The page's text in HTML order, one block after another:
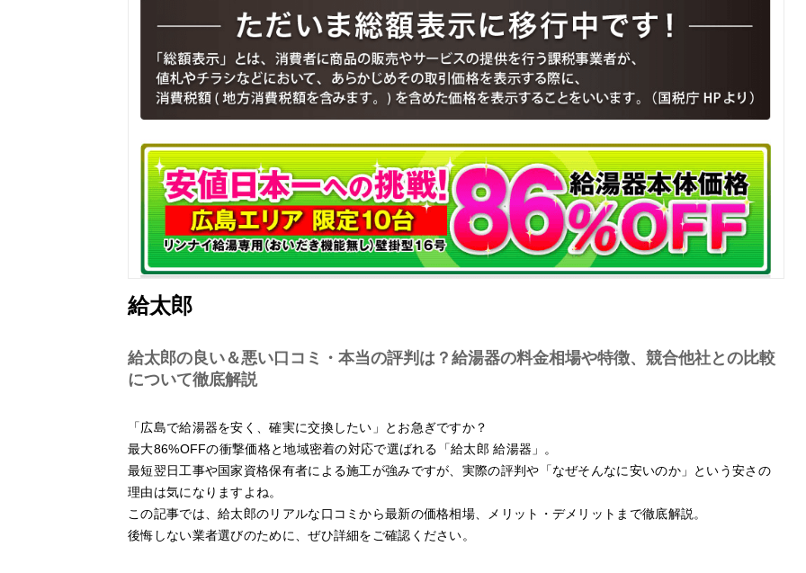
給太郎
給太郎の良い＆悪い口コミ・本当の評判は？給湯器の料金相場や特徴、競合他社との比較
について徹底解説
「広島で給湯器を安く、確実に交換したい」とお急ぎですか？
最大86%OFFの衝撃価格と地域密着の対応で選ばれる「給太郎 給湯器」。
最短翌日工事や国家資格保有者による施工が強みですが、実際の評判や「なぜそんなに安いのか」という安さの
理由は気になりますよね。
この記事では、給太郎のリアルな口コミから最新の価格相場、メリット・デメリットまで徹底解説。
後悔しない業者選びのために、ぜひ詳細をご確認ください。